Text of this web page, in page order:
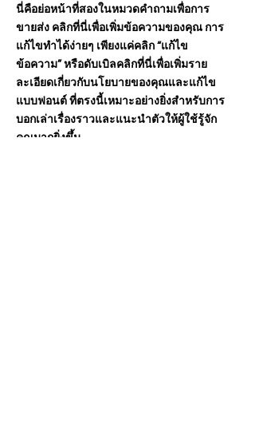
นี่คือย่อหน้าที่สองในหมวดคำถามเพื่อการ
ขายส่ง คลิกที่นี่เพื่อเพิ่มข้อความของคุณ การ
แก้ไขทำได้ง่ายๆ เพียงแค่คลิก “แก้ไข
ข้อความ” หรือดับเบิลคลิกที่นี่เพื่อเพิ่มราย
ละเอียดเกี่ยวกับนโยบายของคุณและแก้ไข
แบบฟอนต์ ที่ตรงนี้เหมาะอย่างยิ่งสำหรับการ
บอกเล่าเรื่องราวและแนะนำตัวให้ผู้ใช้รู้จัก
คุณมากยิ่งขึ้น